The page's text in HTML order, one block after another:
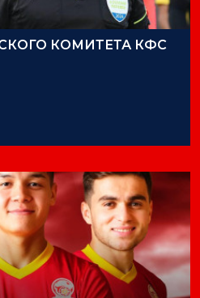
КОМИТЕТА КФС